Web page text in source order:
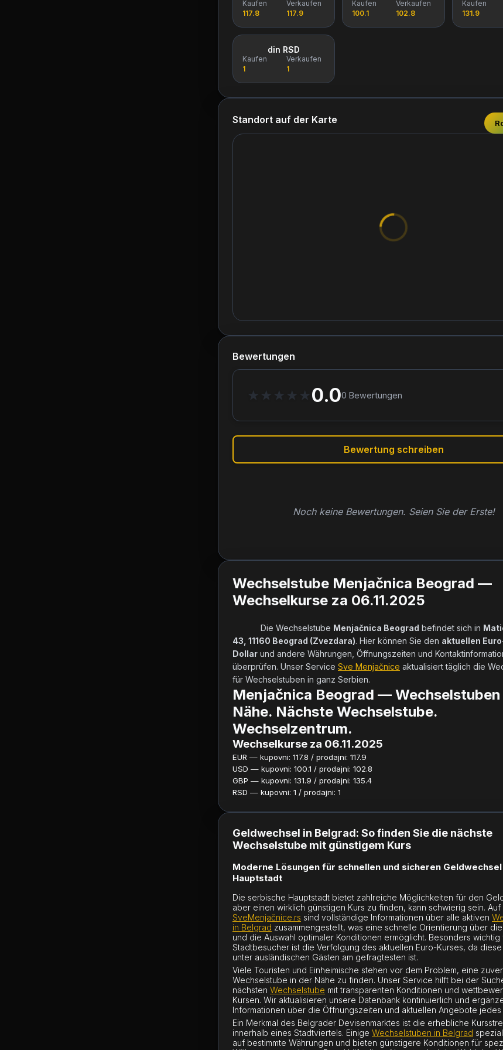
Kaufen
117.8
Verkaufen
117.9
Kaufen
100.1
Verkaufen
102.8
Kaufen
131.9
din RSD
Kaufen
1
Verkaufen
1
Standort auf der Karte
Bewertungen
★ ★ ★ ★ ★0.00 Bewertungen
Bewertung schreiben
Noch keine Bewertungen. Seien Sie der Erste!
Wechselstube Menjačnica Beograd —
Wechselkurse za 06.11.2025
            Die Wechselstube
Menjačnica Beograd befindet sich in
43, 11160 Beograd (Zvezdara). Hier können Sie den aktuellen
Dollar und andere Währungen, Öffnungszeiten und
überprüfen. Unser Service Sve Menjačnice aktualisiert täglich die
für Wechselstuben in ganz Serbien.
Menjačnica Beograd — Wechselstuben
Nähe. Nächste Wechselstube.
Wechselzentrum.
Wechselkurse za 06.11.2025
EUR — kupovni: 117.8 / prodajni: 117.9
USD — kupovni: 100.1 / prodajni: 102.8
GBP — kupovni: 131.9 / prodajni: 135.4
RSD — kupovni: 1 / prodajni: 1
Geldwechsel in Belgrad: So finden Sie die nächste
Wechselstube mit günstigem Kurs
Moderne Lösungen für schnellen und sicheren
Hauptstadt
Die serbische Hauptstadt bietet zahlreiche Möglichkeiten für den
aber einen wirklich günstigen Kurs zu finden, kann schwierig sein. Auf
SveMenjačnice.rs sind vollständige Informationen über alle aktiven
in Belgrad zusammengestellt, was eine schnelle Orientierung über
und die Auswahl optimaler Konditionen ermöglicht. Besonders wichtig
Stadtbesucher ist die Verfolgung des aktuellen Euro-Kurses, da diese
unter ausländischen Gästen am gefragtesten ist.
Viele Touristen und Einheimische stehen vor dem Problem, eine
Wechselstube in der Nähe zu finden. Unser Service hilft bei der
nächsten Wechselstube mit transparenten Konditionen und
Kursen. Wir aktualisieren unsere Datenbank kontinuierlich und
Informationen über die Öffnungszeiten und aktuellen Angebote jedes
Ein Merkmal des Belgrader Devisenmarktes ist die erhebliche
innerhalb eines Stadtviertels. Einige Wechselstuben in Belgrad
auf bestimmte Währungen und bieten günstigere Konditionen für